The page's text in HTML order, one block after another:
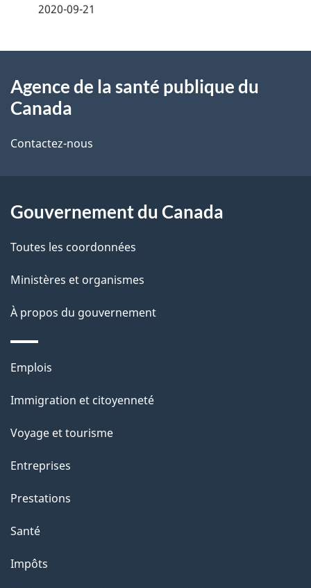
i
s
e
l
a
p
a
g
e
2020-09-21
propos
ce
Agence de la santé publique du
Canada
Contactez-nous
Gouvernement du Canada
Toutes les coordonnées
Ministères et organismes
À propos du gouvernement
Thèmes
sujets
Emplois
Immigration et citoyenneté
Voyage et tourisme
Entreprises
Prestations
Santé
Impôts